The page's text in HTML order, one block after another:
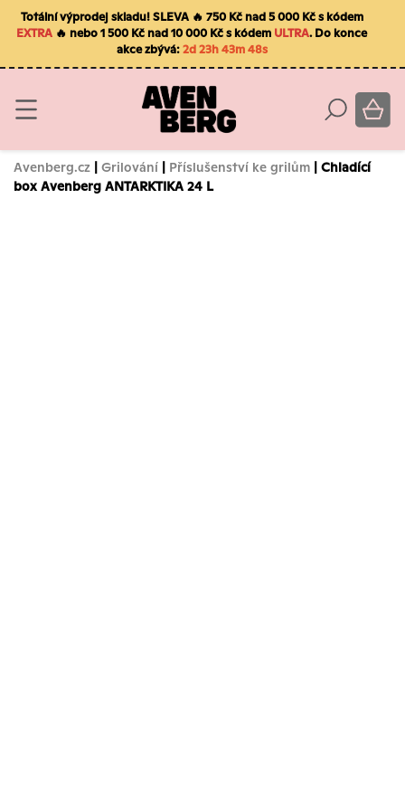
Totální výprodej skladu! SLEVA 🔥 750 Kč nad 5 000 Kč s kódem
EXTRA 🔥 nebo 1 500 Kč nad 10 000 Kč s kódem ULTRA. Do konce
akce zbývá:2d 23h 43m 47s
Avenberg.cz | Grilování | Příslušenství ke grilům | Chladící
box Avenberg ANTARKTIKA 24 L